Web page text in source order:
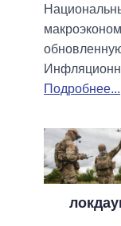
Подробнее...